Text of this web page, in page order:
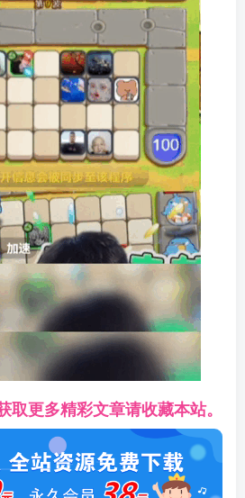
取更多精彩文章请收藏本站。